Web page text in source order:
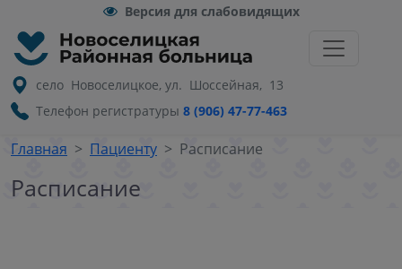
Версия для слабовидящих
село Новоселицкое, ул. Шоссейная, 13
Телефон регистратуры 8 (906) 47-77-463
Главная Пациенту Расписание
Расписание